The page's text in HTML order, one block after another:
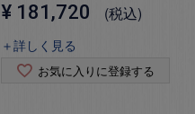
¥ 181,720 税込
＋詳しく見る
お気に入りに登録する